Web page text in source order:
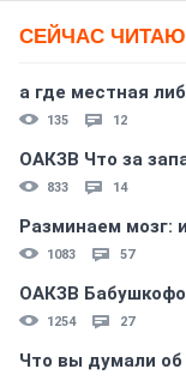
СЕЙЧАС
а где местная
135 12
ОАКЗВ Что за
833 14
Разминаем мозг:
1083 57
ОАКЗВ
1254 27
Что вы думали